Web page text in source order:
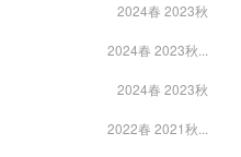
2024春 2023秋
2024春 2023秋...
2024春 2023秋
2022春 2021秋...